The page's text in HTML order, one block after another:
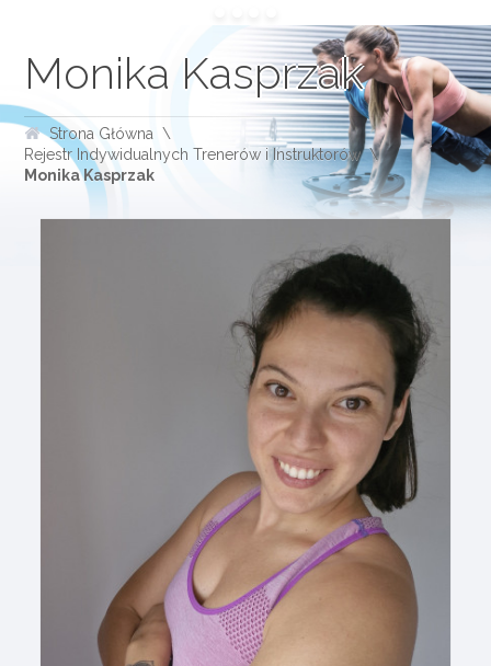
Monika Kasprzak
Strona Główna
Rejestr Indywidualnych Trenerów i Instruktorów
Monika Kasprzak